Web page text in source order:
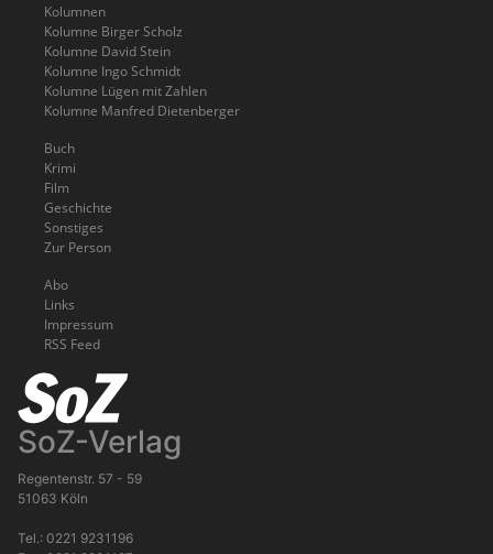
Kolumnen
Kolumne Birger Scholz
Kolumne David Stein
Kolumne Ingo Schmidt
Kolumne Lügen mit Zahlen
Kolumne Manfred Dietenberger
Buch
Krimi
Film
Geschichte
Sonstiges
Zur Person
Abo
Links
Impressum
RSS Feed
SoZ-Verlag
Regentenstr. 57 - 59
51063 Köln
Tel.: 0221 9231196